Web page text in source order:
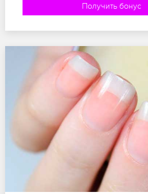
Получить бонус